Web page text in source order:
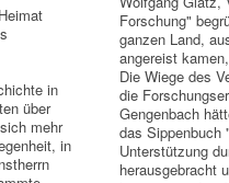
in
über
mehr
in
Forschung"
ganzen Land,
angereist
Die Wiege des
die
Gengenbach
das Sippenbuch
Unterstützung
herausgebracht